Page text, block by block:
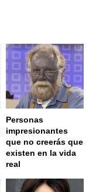
Personas
impresionantes
que no creerás que
existen en la vida
real